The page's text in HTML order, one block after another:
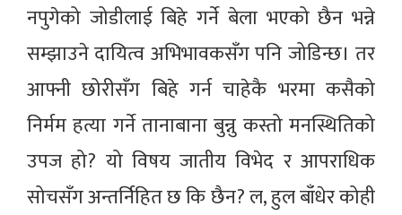
नपुगेको जोडीलाई बिहे गर्ने बेला भएको छैन भन्ने
सम्झाउने दायित्व अभिभावकसँग पनि जोडिन्छ। तर
आफ्नी छोरीसँग बिहे गर्न चाहेकै भरमा कसैको
निर्मम हत्या गर्ने तानाबाना बुन्नु कस्तो मनस्थितिको
उपज हो? यो विषय जातीय विभेद र आपराधिक
सोचसँग अन्तर्निहित छ कि छैन? ल, हुल बाँधेर कोही